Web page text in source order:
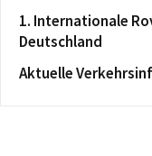
1. Internationale
Deutschland
Aktuelle